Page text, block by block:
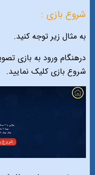
شروع بازی :
به مثال زیر توجه کنید.
درهنگام ورود به بازی
شروع بازی کلیک نمایید.